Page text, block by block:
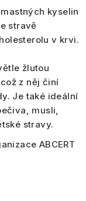
kyselin
stravě
v krvi.
žlutou
z něj činí
Je také ideální
musli,
stravy.
ABCERT